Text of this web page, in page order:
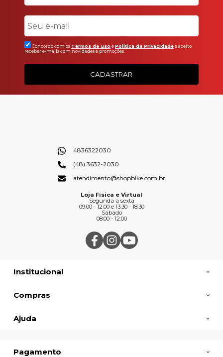
Concordo com os Termos de uso ePolitica de Privacidadee aceito
receber e-mails com novidades e promoções.
CADASTRAR
Institucional
Compras
Ajuda
4836322030
(48) 3632-2030
atendimento@shopbike.com.br
Loja Física e Virtual
Segunda à sexta
09:00 - 12:00 e 13:30 - 18:30
Sábado
08:00 - 12:00
Pagamento